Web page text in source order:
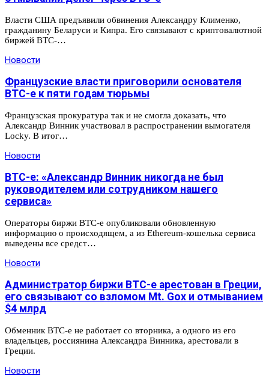
Власти США предъявили обвинения Александру Клименко,
гражданину Беларуси и Кипра. Его связывают с криптовалютной
биржей BTC-…
Новости
Французские власти приговорили основателя
BTC-e к пяти годам тюрьмы
Французская прокуратура так и не смогла доказать, что
Александр Винник участвовал в распространении вымогателя
Locky. В итог…
Новости
BTC-e: «Александр Винник никогда не был
руководителем или сотрудником нашего
сервиса»
Операторы биржи BTC-e опубликовали обновленную
информацию о происходящем, а из Ethereum-кошелька сервиса
выведены все средст…
Новости
Администратор биржи BTC-e арестован в Греции,
его связывают со взломом Mt. Gox и отмыванием
$4 млрд
Обменник BTC-e не работает со вторника, а одного из его
владельцев, россиянина Александра Винника, арестовали в
Греции.
Новости